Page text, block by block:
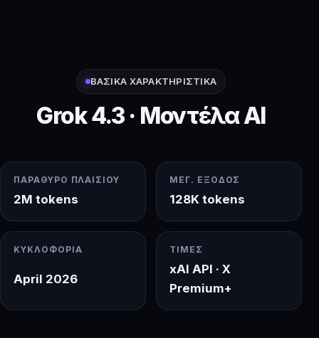
ΒΑΣΙΚΆ ΧΑΡΑΚΤΗΡΙΣΤΙΚΆ
Grok 4.3 · Μοντέλα AI
ΠΑΡΆΘΥΡΟ ΠΛΑΙΣΊΟΥ
2M tokens
ΜΈΓ. ΈΞΟΔΟΣ
128K tokens
ΚΥΚΛΟΦΟΡΊΑ
April 2026
ΤΙΜΈΣ
xAI API · X
Premium+